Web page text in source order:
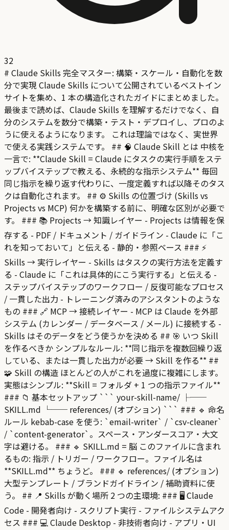
32
# Claude Skills 完全マスター: 構築・スケール・自動化を数
分で実現 Claude Skills について公開されているベストイン
サイトを集め、1 本の構造化されたガイドにまとめました。
最後まで読めば、Claude Skills を理解するだけでなく、自
分のシステムを数分で構築・テスト・デプロイし、プロのよ
うに使えるようになります。 これは理論ではなく、実世界
で使える実践システムです。 ## 🧠 Claude Skill とは 中核を
一言で: **Claude Skill = Claude にタスクの実行手順をステ
ップバイステップで教える、永続的な指示システム** 毎回
同じ指示を繰り返す代わりに、一度定義すれば以降そのタス
クは自動化されます。 ## ⚙️ Skills の位置づけ (Skills vs
Projects vs MCP) 何かを構築する前に、明確な区別が必要で
す。 ### 📚 Projects → 知識レイヤー - Projects は情報を保
存する - PDF / ドキュメント / ガイドライン - Claude に「こ
れを知っておいて」と伝える - 静的・参照ベース ### ⚡
Skills → 実行レイヤー - Skills はタスクの実行方法を定義す
る - Claude に「これは具体的にこう実行する」と伝える -
ステップバイステップのワークフロー / 反復可能なプロセス
/ 一貫した出力 - トレーニング済みのアシスタントのような
もの ### 🔗 MCP → 接続レイヤー - MCP は Claude を外部
システム (カレンダー / データベース / メール) に接続する -
Skills はそのデータをどう使うかを決める ## 🎯 いつ Skill
を作るべきか シンプルなルール: **同じ指示を複数回繰り返
している、または一貫した出力が必要 → Skill を作る** ##
🧩 Skill の構造 ほとんどの人がこれを過度に複雑にします。
実態はシンプル: **Skill = フォルダ + 1 つの指示ファイル**
### 📁 基本セットアップ ``` your-skill-name/ ├──
SKILL.md └── references/ (オプション) ``` ### 🔹 命名
ルール kebab-case を使う: `email-writer` / `csv-cleaner`
/ `content-generator`。スペース・アンダースコア・大文
字は避ける。 ### 🔹 SKILL.md = 脳 このファイルに含まれ
るもの: 指示 / トリガー / ワークフロー。ファイル名は
**SKILL.md** ちょうど。 ### 🔹 references/ (オプション)
大型テンプレート / ブランドガイドライン / 補助資料に使
う。 ## 📍 Skills が動く場所 2 つの主環境: ### 🖥 Claude
Code - 開発者向け - スクリプト実行 - ファイルシステムアク
セス ### 💻 Claude Desktop - 非技術者向け - アプリ・UI